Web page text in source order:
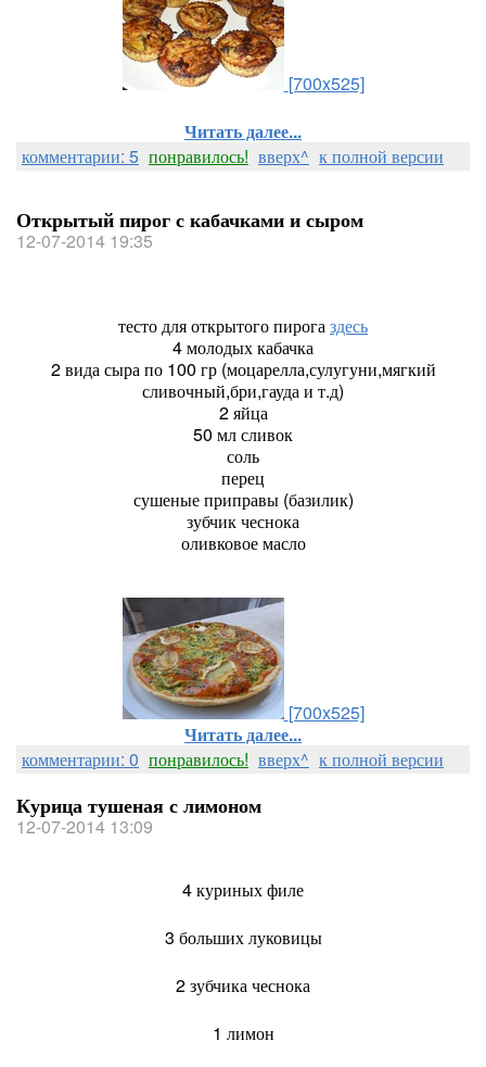
[700x525]
Читать далее...
комментарии: 5 понравилось! вверх^ к полной версии
Открытый пирог с кабачками и сыром
12-07-2014 19:35
тесто для открытого пирогаздесь
4 молодых кабачка
2 вида сыра по 100 гр (моцарелла,сулугуни,мягкий
сливочный,бри,гауда и т.д)
2 яйца
50 мл сливок
соль
перец
сушеные приправы (базилик)
зубчик чеснока
оливковое масло
[700x525]
Читать далее...
комментарии: 0 понравилось! вверх^ к полной версии
Курица тушеная с лимоном
12-07-2014 13:09
4 куриных филе
3 больших луковицы
2 зубчика чеснока
1 лимон